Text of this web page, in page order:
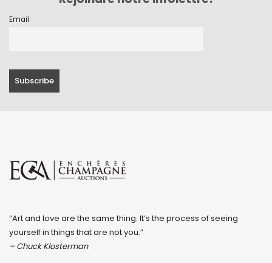
Email
“Art and love are the same thing: It’s the process of seeing
yourself in things that are not you.”
– Chuck Klosterman